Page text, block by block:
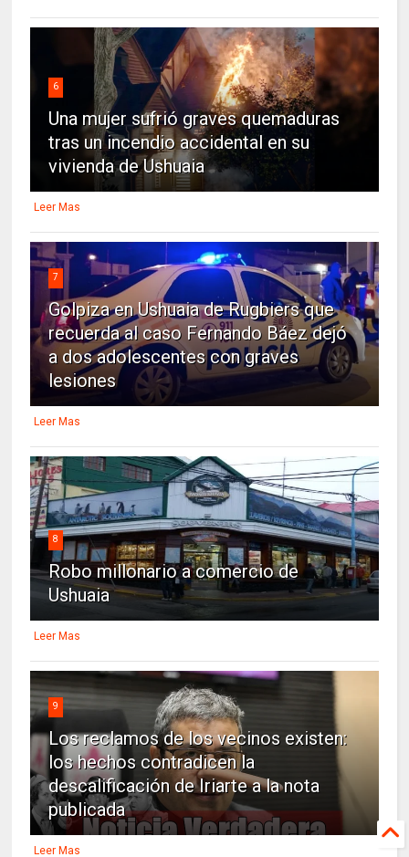
6
Una mujer sufrió graves quemaduras
tras un incendio accidental en su
vivienda de Ushuaia
Leer Mas
7
Golpiza en Ushuaia de Rugbiers que
recuerda al caso Fernando Báez dejó
a dos adolescentes con graves
lesiones
Leer Mas
8
Robo millonario a comercio de
Ushuaia
Leer Mas
9
Los reclamos de los vecinos existen:
los hechos contradicen la
descalificación de Iriarte a la nota
publicada
Leer Mas